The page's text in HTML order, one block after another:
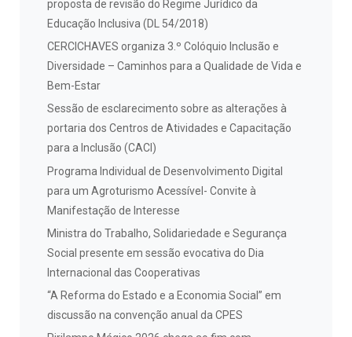
proposta de revisão do Regime Jurídico da
Educação Inclusiva (DL 54/2018)
CERCICHAVES organiza 3.º Colóquio Inclusão e
Diversidade – Caminhos para a Qualidade de Vida e
Bem-Estar
Sessão de esclarecimento sobre as alterações à
portaria dos Centros de Atividades e Capacitação
para a Inclusão (CACI)
Programa Individual de Desenvolvimento Digital
para um Agroturismo Acessível- Convite à
Manifestação de Interesse
Ministra do Trabalho, Solidariedade e Segurança
Social presente em sessão evocativa do Dia
Internacional das Cooperativas
“A Reforma do Estado e a Economia Social” em
discussão na convenção anual da CPES